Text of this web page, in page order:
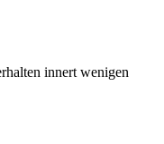
innert wenigen